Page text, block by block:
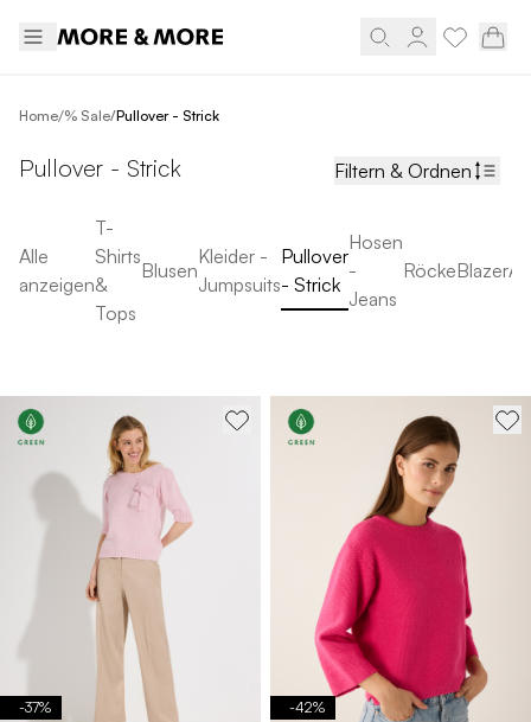
Home/% Sale/Pullover - Strick
Pullover - Strick Filtern & Ordnen
Alle
anzeigen
T-
Shirts
&
Tops
Blusen
Kleider -
Jumpsuits
Pullover
- Strick
Hosen
-
Jeans
RöckeBlazer
-37% -42%